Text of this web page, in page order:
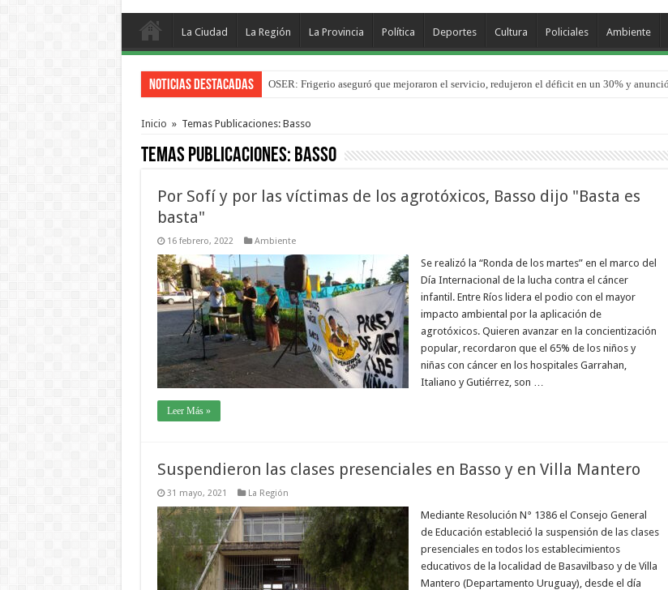
La Ciudad La Región La Provincia Política Deportes Cultura Policiales Ambiente
Noticias Destacadas La Justicia suspende los ultraprocesados en las viandas escolares de Entre Ríos
Inicio » Temas Publicaciones: Basso
Temas Publicaciones: Basso
Por Sofí y por las víctimas de los agrotóxicos, Basso dijo "Basta es
basta"
16 febrero, 2022 Ambiente
Se realizó la “Ronda de los martes” en el marco del
Día Internacional de la lucha contra el cáncer
infantil. Entre Ríos lidera el podio con el mayor
impacto ambiental por la aplicación de
agrotóxicos. Quieren avanzar en la concientización
popular, recordaron que el 65% de los niños y
niñas con cáncer en los hospitales Garrahan,
Italiano y Gutiérrez, son …
Leer Más »
Suspendieron las clases presenciales en Basso y en Villa Mantero
31 mayo, 2021 La Región
Mediante Resolución N° 1386 el Consejo General
de Educación estableció la suspensión de las clases
presenciales en todos los establecimientos
educativos de la localidad de Basavilbaso y de Villa
Mantero (Departamento Uruguay), desde el día